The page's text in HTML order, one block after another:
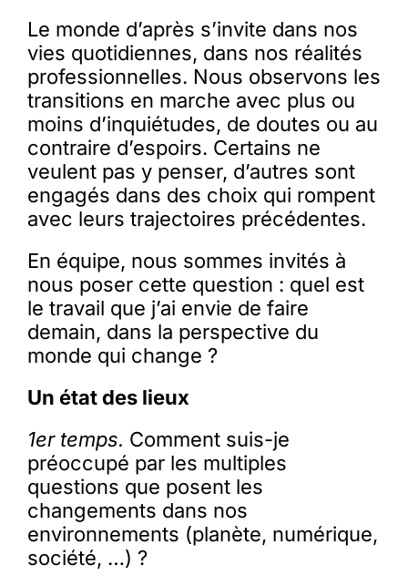
Le monde d’après s’invite dans nos
vies quotidiennes, dans nos réalités
professionnelles. Nous observons les
transitions en marche avec plus ou
moins d’inquiétudes, de doutes ou au
contraire d’espoirs. Certains ne
veulent pas y penser, d’autres sont
engagés dans des choix qui rompent
avec leurs trajectoires précédentes.
En équipe, nous sommes invités à
nous poser cette question : quel est
le travail que j’ai envie de faire
demain, dans la perspective du
monde qui change ?
Un état des lieux
1er temps. Comment suis-je
préoccupé par les multiples
questions que posent les
changements dans nos
environnements (planète, numérique,
société, …) ?